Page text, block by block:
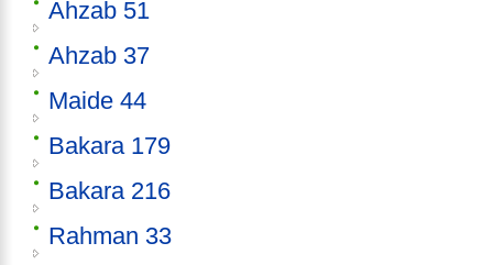
Ahzab 51
Ahzab 37
Maide 44
Bakara 179
Bakara 216
Rahman 33